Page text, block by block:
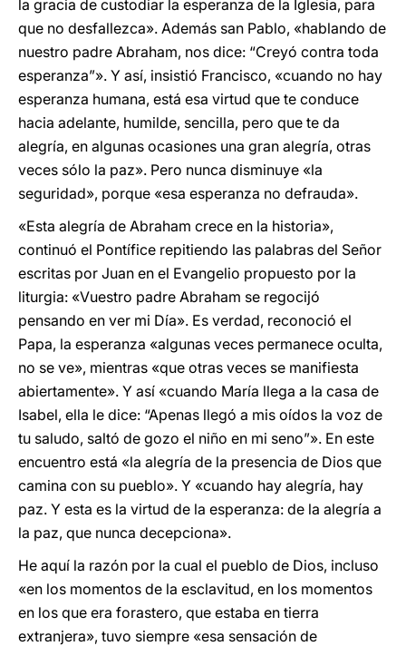
la gracia de custodiar la esperanza de la Iglesia, para
que no desfallezca». Además san Pablo, «hablando de
nuestro padre Abraham, nos dice: “Creyó contra toda
esperanza”». Y así, insistió Francisco, «cuando no hay
esperanza humana, está esa virtud que te conduce
hacia adelante, humilde, sencilla, pero que te da
alegría, en algunas ocasiones una gran alegría, otras
veces sólo la paz». Pero nunca disminuye «la
seguridad», porque «esa esperanza no defrauda».
«Esta alegría de Abraham crece en la historia»,
continuó el Pontífice repitiendo las palabras del Señor
escritas por Juan en el Evangelio propuesto por la
liturgia: «Vuestro padre Abraham se regocijó
pensando en ver mi Día». Es verdad, reconoció el
Papa, la esperanza «algunas veces permanece oculta,
no se ve», mientras «que otras veces se manifiesta
abiertamente». Y así «cuando María llega a la casa de
Isabel, ella le dice: “Apenas llegó a mis oídos la voz de
tu saludo, saltó de gozo el niño en mi seno”». En este
encuentro está «la alegría de la presencia de Dios que
camina con su pueblo». Y «cuando hay alegría, hay
paz. Y esta es la virtud de la esperanza: de la alegría a
la paz, que nunca decepciona».
He aquí la razón por la cual el pueblo de Dios, incluso
«en los momentos de la esclavitud, en los momentos
en los que era forastero, que estaba en tierra
extranjera», tuvo siempre «esa sensación de